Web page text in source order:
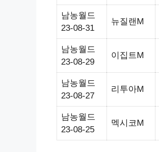
남농월드
23-08-31
뉴질랜M
남농월드
23-08-29
이집트M
남농월드
23-08-27
리투아M
남농월드
23-08-25
멕시코M